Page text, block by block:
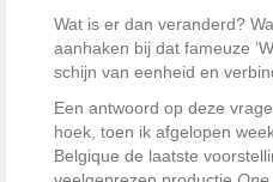
Wat is er dan veranderd?
aanhaken bij dat fameuze
schijn van eenheid en
Een antwoord op deze
hoek, toen ik afgelopen
Belgique de laatste